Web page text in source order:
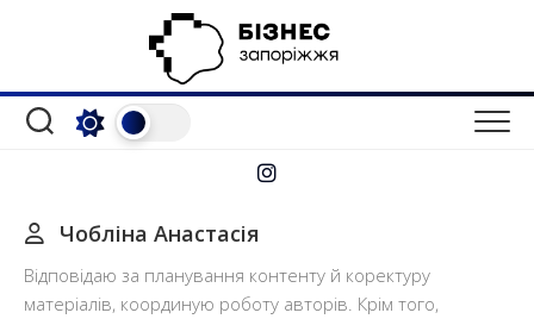
Чобліна Анастасія
Відповідаю за планування контенту й коректуру
матеріалів, координую роботу авторів. Крім того,